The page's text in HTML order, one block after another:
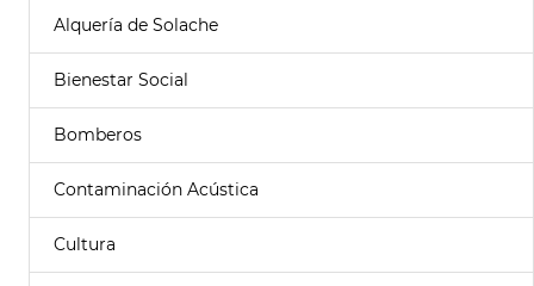
Alquería de Solache
Bienestar Social
Bomberos
Contaminación Acústica
Cultura